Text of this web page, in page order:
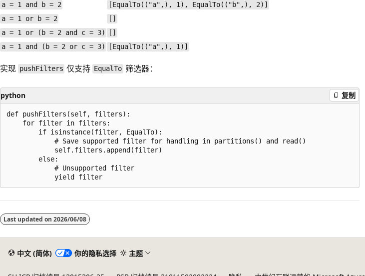
a = 1 and b = 2
[EqualTo(("a",), 1), EqualTo(("b",), 2)]
a = 1 or b = 2
[]
a = 1 or (b = 2 and c = 3)
[]
a = 1 and (b = 2 or c = 3)
[EqualTo(("a",), 1)]
实现 pushFilters 仅支持 EqualTo 筛选器：
python 复制
def pushFilters(self, filters):
    for filter in filters:
        if isinstance(filter, EqualTo):
            # Save supported filter for handling in partitions() and read()
            self.filters.append(filter)
        else:
            # Unsupported filter
Last updated on 2026/06/08
中文 (简体) 你的隐私选择 主题